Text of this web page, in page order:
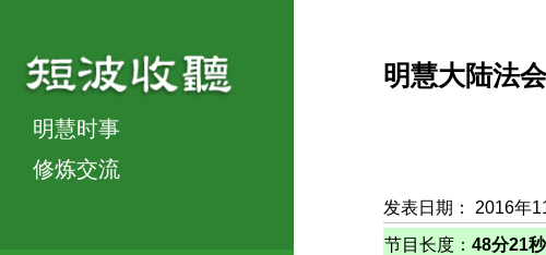
明慧时事
修炼交流
明慧大陆法会
发表日期： 2016年
节目长度： 48分21秒